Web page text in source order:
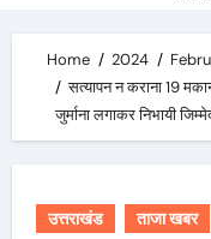
Home 2024
सत्यापन न कराना 19
जुर्माना लगाकर निभायी
उत्तराखंड ताजा खबर